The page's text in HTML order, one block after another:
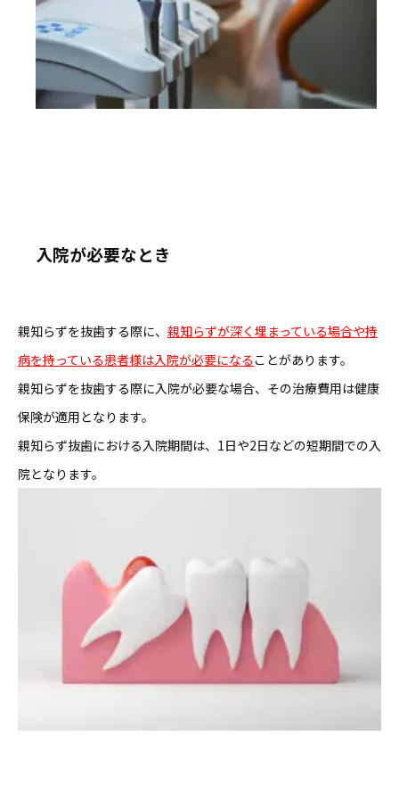
入院が必要なとき
親知らずを抜歯する際に、 親知らずが深く埋まっている場合や持
病を持っている患者様は入院が必要になる ことがあります。
親知らずを抜歯する際に入院が必要な場合、その治療費用は健康
保険が適用となります。
親知らず抜歯における入院期間は、1日や2日などの短期間での入
院となります。